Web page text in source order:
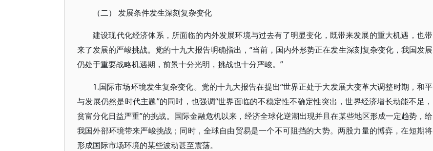
（二） 发展条件发生深刻复杂变化
建设现代化经济体系，所面临的内外发展环境与过去有了明显变化，既带来发展的重大机遇，也带
来了发展的严峻挑战。党的十九大报告明确指出，“当前，国内外形势正在发生深刻复杂变化，我国发展
仍处于重要战略机遇期，前景十分光明，挑战也十分严峻。”
1.国际市场环境发生复杂变化。党的十九大报告在提出“世界正处于大发展大变革大调整时期，和平
与发展仍然是时代主题”的同时，也强调“世界面临的不稳定性不确定性突出，世界经济增长动能不足，
贫富分化日益严重”的挑战。国际金融危机以来，经济全球化逆潮出现并且在某些地区形成一定趋势，给
我国外部环境带来严峻挑战；同时，全球自由贸易是一个不可阻挡的大势。两股力量的博弈，在短期将
形成国际市场环境的某些波动甚至震荡。